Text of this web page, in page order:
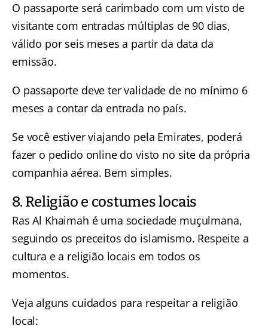
O passaporte será carimbado com um visto de
visitante com entradas múltiplas de 90 dias,
válido por seis meses a partir da data da
emissão.
O passaporte deve ter validade de no mínimo 6
meses a contar da entrada no país.
Se você estiver viajando pela Emirates, poderá
fazer o pedido online do visto no site da própria
companhia aérea. Bem simples.
8. Religião e costumes locais
Ras Al Khaimah é uma sociedade muçulmana,
seguindo os preceitos do islamismo. Respeite a
cultura e a religião locais em todos os
momentos.
Veja alguns cuidados para respeitar a religião
local: